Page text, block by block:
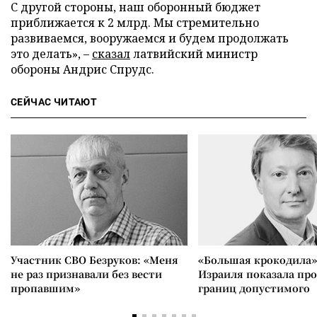
С другой стороны, наш оборонный бюджет
приближается к 2 млрд. Мы стремительно
развиваемся, вооружаемся и будем продолжать
это делать», – сказаллатвийский министр
обороны Андрис Спрудс.
СЕЙЧАС ЧИТАЮТ
Участник СВО Безруков: «Меня
не раз признавали без вести
пропавшим»
«Большая
Израиля показала
границ допустимого